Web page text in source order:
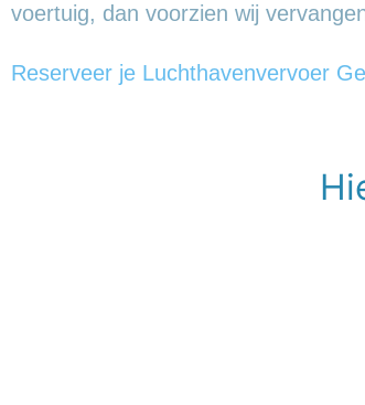
voertuig, dan voorzien wij
Reserveer je Luchthavenvervoer